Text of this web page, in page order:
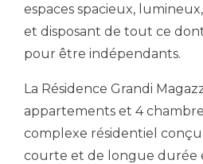
espaces spacieux,
et disposant de tout ce
pour être indépendants.
La Résidence Grandi
appartements et 4
complexe résidentiel
courte et de longue durée